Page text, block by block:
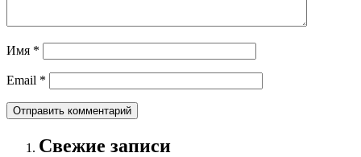
Имя *
Email *
Свежие записи